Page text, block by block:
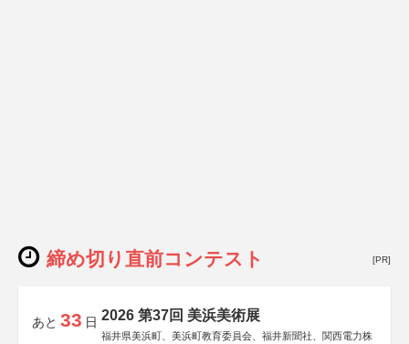
締め切り直前コンテスト [PR]
あと 33 日 2026 第37回 美浜美術展
福井県美浜町、美浜町教育委員会、福井新聞社、関西電力株